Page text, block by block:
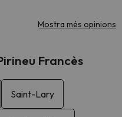
Mostra més opinions
Francès
Saint-Lary